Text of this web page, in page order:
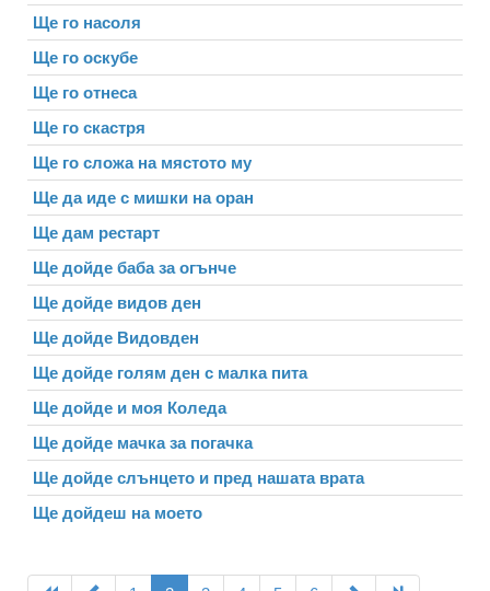
Ще го насоля
Ще го оскубе
Ще го отнеса
Ще го скастря
Ще го сложа на мястото му
Ще да иде с мишки на оран
Ще дам рестарт
Ще дойде баба за огънче
Ще дойде видов ден
Ще дойде Видовден
Ще дойде голям ден с малка пита
Ще дойде и моя Коледа
Ще дойде мачка за погачка
Ще дойде слънцето и пред нашата врата
Ще дойдеш на моето